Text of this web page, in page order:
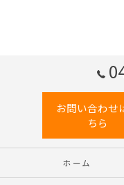
お問い合わせ
ちら
ホーム